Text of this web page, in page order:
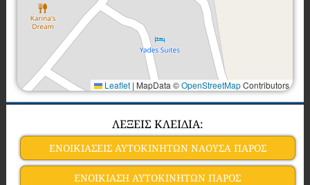
Leaflet | MapData ©OpenStreetMapContributors
ΛΕΞΕΙΣ ΚΛΕΙΔΙΑ:
ΕΝΟΙΚΙΑΣΕΙΣ ΑΥΤΟΚΙΝΗΤΩΝ ΝΑΟΥΣΑ ΠΑΡΟΣ
ΕΝΟΙΚΙΑΣΗ ΑΥΤΟΚΙΝΗΤΩΝ ΠΑΡΟΣ